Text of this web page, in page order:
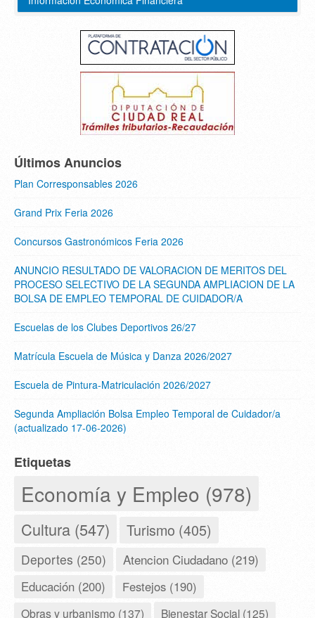
Últimos Anuncios
Plan Corresponsables 2026
Grand Prix Feria 2026
Concursos Gastronómicos Feria 2026
ANUNCIO RESULTADO DE VALORACION DE MERITOS DEL
PROCESO SELECTIVO DE LA SEGUNDA AMPLIACION DE LA
BOLSA DE EMPLEO TEMPORAL DE CUIDADOR/A
Escuelas de los Clubes Deportivos 26/27
Matrícula Escuela de Música y Danza 2026/2027
Escuela de Pintura-Matriculación 2026/2027
Segunda Ampliación Bolsa Empleo Temporal de Cuidador/a
(actualizado 17-06-2026)
Etiquetas
Economía y Empleo (978)
Cultura (547) Turismo (405)
Deportes (250) Atencion Ciudadano (219)
Educación (200) Festejos (190)
Obras y urbanismo (137) Bienestar Social (125)